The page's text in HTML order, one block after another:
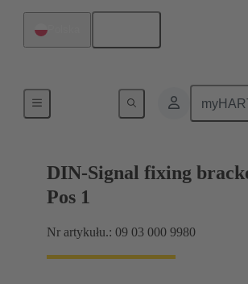
Połączenie między płytą-matką a płytą-
DIN-Signal fixing
Pos 1
Nr artykułu.: 09 03 000 9980